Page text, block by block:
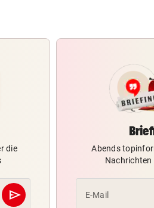
die
send
Abschicken
Abends
Nachrichten
E-Mail